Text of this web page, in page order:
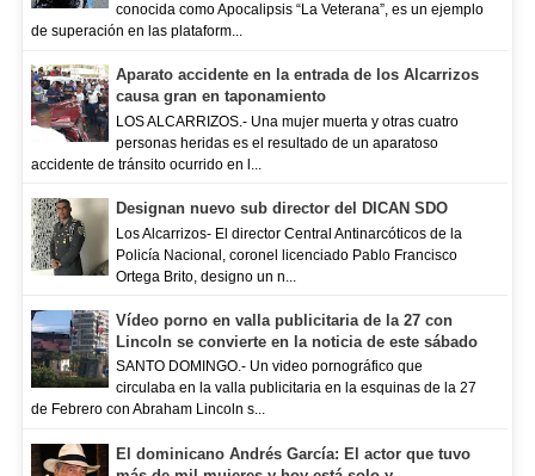
conocida como Apocalipsis “La Veterana”, es un ejemplo
de superación en las plataform...
Aparato accidente en la entrada de los Alcarrizos
causa gran en taponamiento
LOS ALCARRIZOS.- Una mujer muerta y otras cuatro
personas heridas es el resultado de un aparatoso
accidente de tránsito ocurrido en l...
Designan nuevo sub director del DICAN SDO
Los Alcarrizos- El director Central Antinarcóticos de la
Policía Nacional, coronel licenciado Pablo Francisco
Ortega Brito, designo un n...
Vídeo porno en valla publicitaria de la 27 con
Lincoln se convierte en la noticia de este sábado
SANTO DOMINGO.- Un video pornográfico que
circulaba en la valla publicitaria en la esquinas de la 27
de Febrero con Abraham Lincoln s...
El dominicano Andrés García: El actor que tuvo